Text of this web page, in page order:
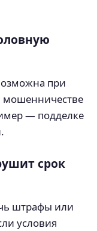
при
— подделке
срок
штрафы или
условия